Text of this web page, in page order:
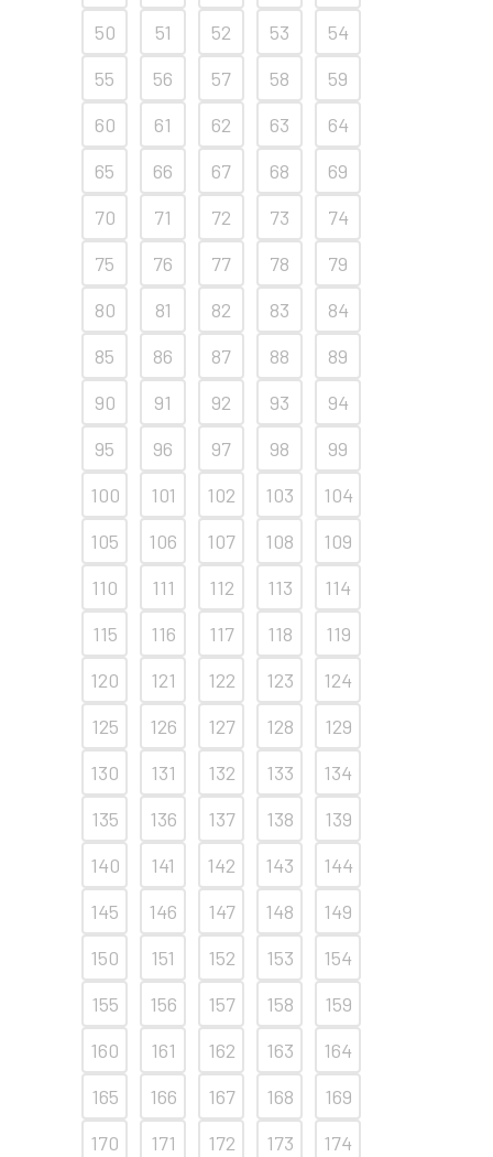
50
51 52 53
54
55
56 57 58
59
60
61 62 63
64
65
66 67 68
69
70
71 72 73
74
75
76 77 78
79
80
81 82 83
84
85
86 87 88
89
90
91 92 93
94
95
96 97 98
99
100
101 102 103
104
105
106 107 108
109
110
111 112 113
114
115
116 117 118
119
120
121 122 123
124
125
126 127 128
129
130
131 132 133
134
135
136 137 138
139
140
141 142 143
144
145
146 147 148
149
150
151 152 153
154
155
156 157 158
159
160
161 162 163
164
165
166 167 168
169
170
171 172 173
174